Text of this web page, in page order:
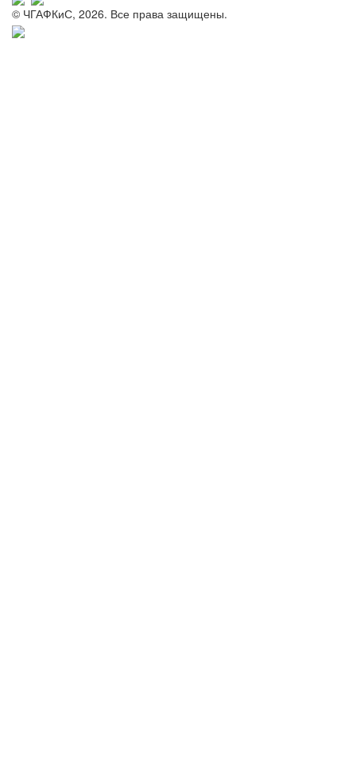
© ЧГАФКиС, 2026. Все права защищены.